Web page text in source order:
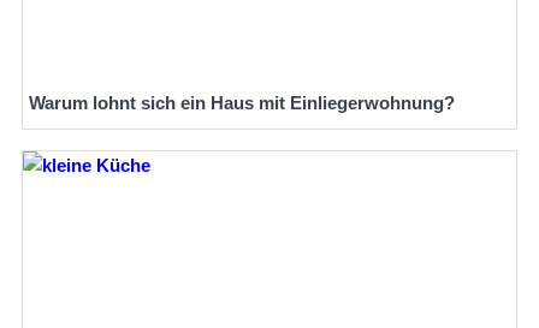
Warum lohnt sich ein Haus mit Einliegerwohnung?